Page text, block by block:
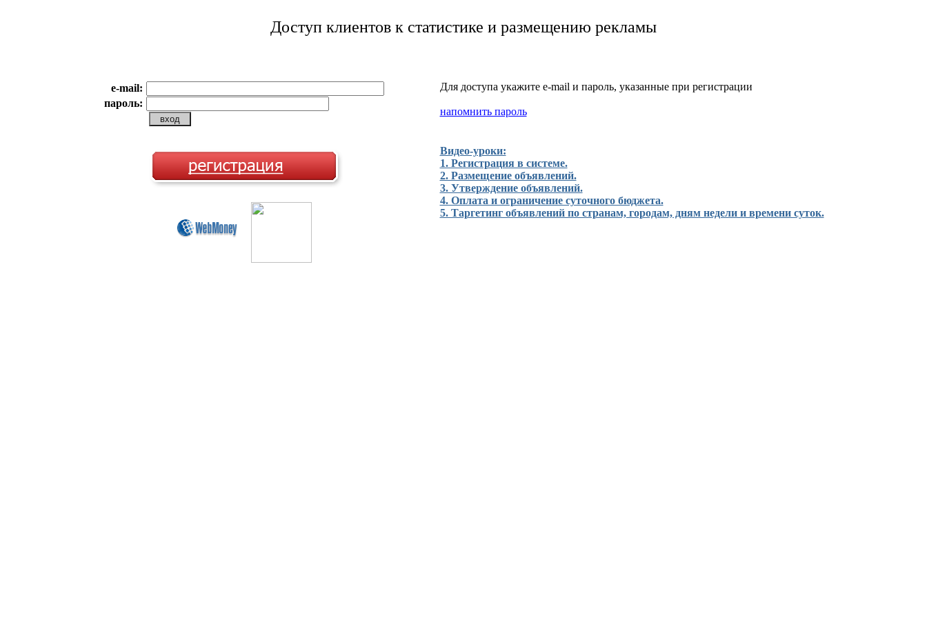
Доступ клиентов к статистике и размещению рекламы
e-mail:
пароль:
Для доступа укажите e-mail и пароль, указанные при регистрации
напомнить пароль
Видео-уроки:
1. Регистрация в системе.
2. Размещение объявлений.
3. Утверждение объявлений.
4. Оплата и ограничение суточного бюджета.
5. Таргетинг объявлений по странам, городам, дням недели и времени суток.